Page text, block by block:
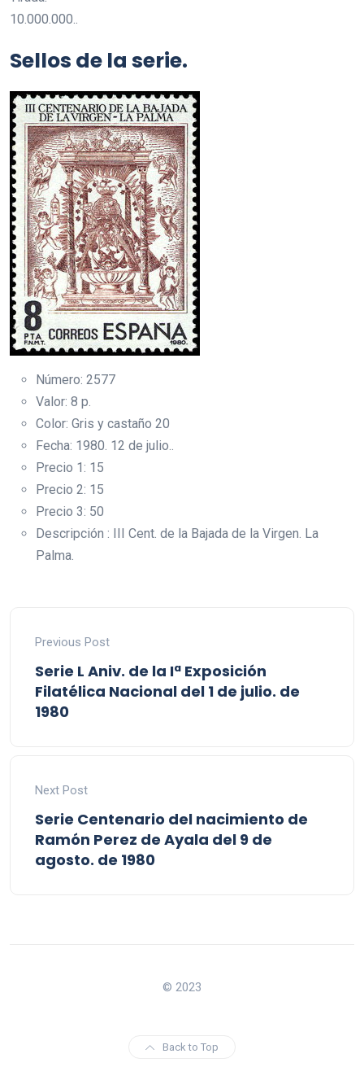
10.000.000..
Sellos de la serie.
Número: 2577
Valor: 8 p.
Color: Gris y castaño 20
Fecha: 1980. 12 de julio..
Precio 1: 15
Precio 2: 15
Precio 3: 50
Descripción : III Cent. de la Bajada de la Virgen. La
Palma.
Previous Post
Serie L Aniv. de la Iª Exposición
Filatélica Nacional del 1 de julio. de
1980
Next Post
Serie Centenario del nacimiento de
Ramón Perez de Ayala del 9 de
agosto. de 1980
© 2023
Back to Top